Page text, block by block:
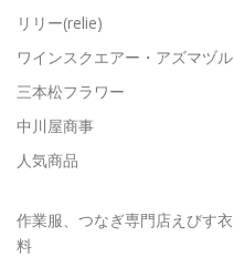
リリー(relie)
ワインスクエアー・アズマヅル
三本松フラワー
中川屋商事
人気商品
作業服、つなぎ専門店えびす衣
料